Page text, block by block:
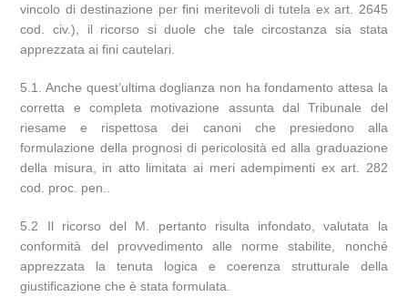
vincolo di destinazione per fini meritevoli di tutela ex art. 2645
cod. civ.), il ricorso si duole che tale circostanza sia stata
apprezzata ai fini cautelari.
5.1. Anche quest’ultima doglianza non ha fondamento attesa la
corretta e completa motivazione assunta dal Tribunale del
riesame e rispettosa dei canoni che presiedono alla
formulazione della prognosi di pericolosità ed alla graduazione
della misura, in atto limitata ai meri adempimenti ex art. 282
cod. proc. pen..
5.2 Il ricorso del M. pertanto risulta infondato, valutata la
conformità del provvedimento alle norme stabilite, nonché
apprezzata la tenuta logica e coerenza strutturale della
giustificazione che è stata formulata.